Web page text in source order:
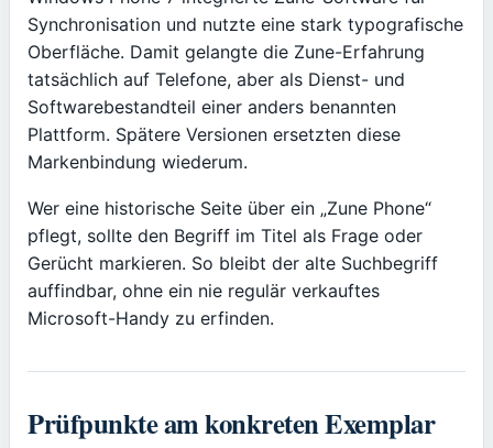
Synchronisation und nutzte eine stark typografische
Oberfläche. Damit gelangte die Zune-Erfahrung
tatsächlich auf Telefone, aber als Dienst- und
Softwarebestandteil einer anders benannten
Plattform. Spätere Versionen ersetzten diese
Markenbindung wiederum.
Wer eine historische Seite über ein „Zune Phone“
pflegt, sollte den Begriff im Titel als Frage oder
Gerücht markieren. So bleibt der alte Suchbegriff
auffindbar, ohne ein nie regulär verkauftes
Microsoft-Handy zu erfinden.
Prüfpunkte am konkreten Exemplar